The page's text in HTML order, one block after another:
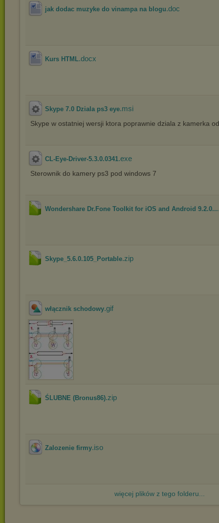
jak dodac muzyke do vinampa na blogu.doc
Kurs HTML.docx
Skype 7.0 Dziala ps3 eye.msi
Skype w ostatniej wersji ktora poprawnie dziala z kamerka
CL-Eye-Driver-5.3.0.0341.exe
Sterownik do kamery ps3 pod windows 7
Wondershare Dr.Fone Toolkit for iOS and Android 9.2.0...
Skype_5.6.0.105_Portable.zip
włącznik schodowy.gif
ŚLUBNE (Bronus86).zip
Zalozenie firmy.iso
więcej plików z tego folderu...